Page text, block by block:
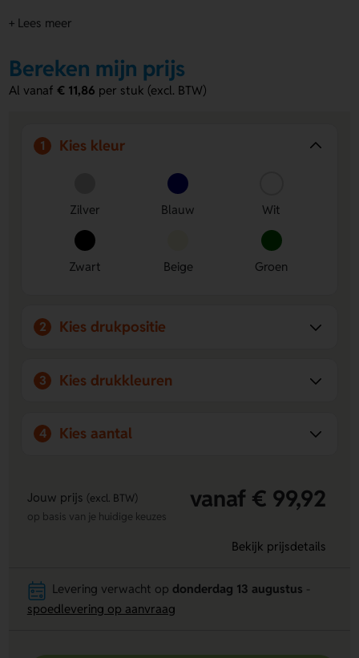
vasthouden; zowel warm als koud. De beker Het is gemaakt
materiaalkeuze niet. Inhoud: 300ml. Eenvoudig schoon te
maken met de hand.
+ Lees meer
Bereken mijn prijs
Al vanaf€ 11,86 per stuk (excl. BTW)
1 Kies kleur
Zilver Blauw Wit
Zwart Beige Groen
2 Kies drukpositie
3 Kies drukkleuren
4 Kies aantal
Jouw prijs (excl. BTW) vanaf € 99,92
op basis van je huidige keuzes
Bekijk prijsdetails
Levering verwacht op donderdag 13 augustus
spoedlevering op aanvraag